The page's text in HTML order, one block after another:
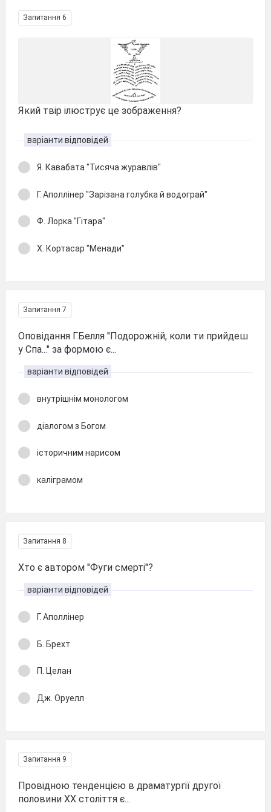
Запитання 6
Який твір ілюструє це зображення?
варіанти відповідей
Я. Кавабата "Тисяча журавлів"
Г. Аполлінер "Зарізана голубка й водограй"
Ф. Лорка "Гітара"
Х. Кортасар "Менади"
Запитання 7
Оповідання Г.Белля "Подорожній, коли ти прийдеш
у Спа..." за формою є...
варіанти відповідей
внутрішнім монологом
діалогом з Богом
історичним нарисом
каліграмом
Запитання 8
Хто є автором "Фуги смерті"?
варіанти відповідей
Г. Аполлінер
Б. Брехт
П. Целан
Дж. Оруелл
Запитання 9
Провідною тенденцією в драматургії другої
половини ХХ століття є...